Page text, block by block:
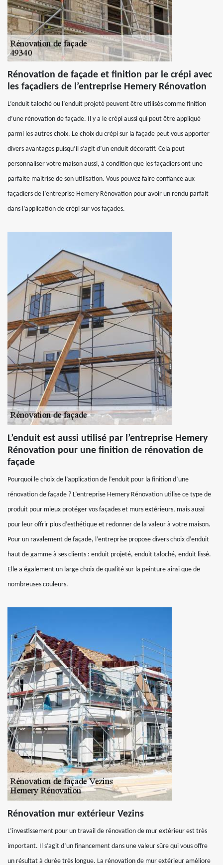
Rénovation de façade et finition par le crépi avec
les façadiers de l’entreprise Hemery Rénovation
L’enduit taloché ou l’enduit projeté peuvent être utilisés comme finition
d’une rénovation de façade. Il y a le crépi aussi qui peut être appliqué
parmi les autres choix. Le choix du crépi sur la façade peut vous apporter
divers avantages puisqu’il s’agit d’un enduit décoratif. Cela peut
personnaliser votre maison aussi, à condition que les façadiers ont une
parfaite maitrise de son utilisation. Vous pouvez faire confiance aux
façadiers de l’entreprise Hemery Rénovation pour avoir un rendu parfait
dans l’application de crépi sur vos façades.
L’enduit est aussi utilisé par l’entreprise Hemery
Rénovation pour une finition de rénovation de
façade
Pourquoi le choix de l’application de l’enduit pour la finition d’une
rénovation de façade ? L’entreprise Hemery Rénovation utilise ce type de
produit pour mieux protéger vos façades et murs extérieurs, mais aussi
pour leur offrir plus d’esthétique et redonner de la valeur à votre maison.
Pour un ravalement de façade, l’entreprise propose divers choix d’enduit
haut de gamme à ses clients : enduit projeté, enduit taloché, enduit lissé.
Elle a également un large choix de qualité sur la peinture ainsi que de
nombreuses couleurs.
Rénovation mur extérieur Vezins
L’investissement pour un travail de rénovation de mur extérieur est très
important. Il s’agit d’un financement dans une valeur sûre qui vous offre
un résultat à durée très longue. La rénovation de mur extérieur améliore